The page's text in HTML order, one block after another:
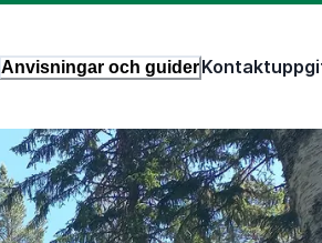
Anvisningar och guider